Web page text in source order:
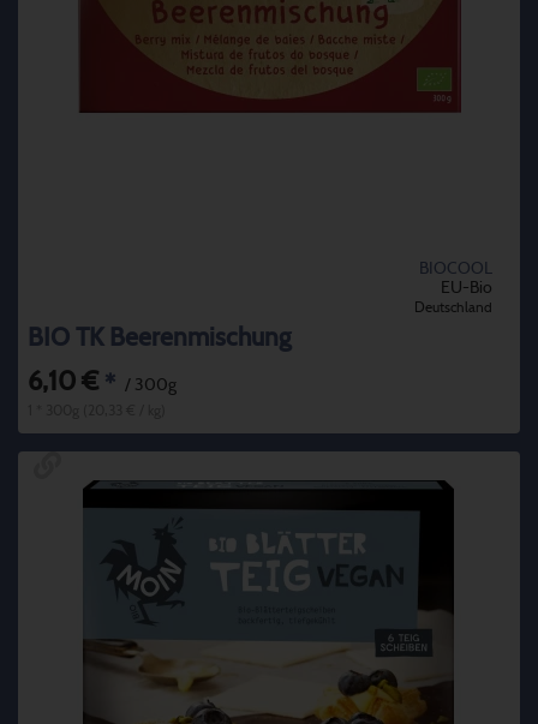
BIOCOOL
EU-Bio
Deutschland
BIO TK Beerenmischung
6,10 € * / 300g